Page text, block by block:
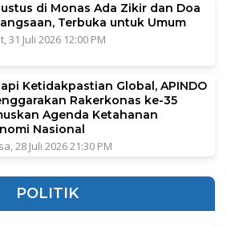
di Monas Ada Zikir dan Doa
Terbuka untuk Umum
31 Juli 2026 12:00 PM
Ketidakpastian Global, APINDO
Rakerkonas ke-35
Agenda Ketahanan
Nasional
28 Juli 2026 21:30 PM
POLITIK